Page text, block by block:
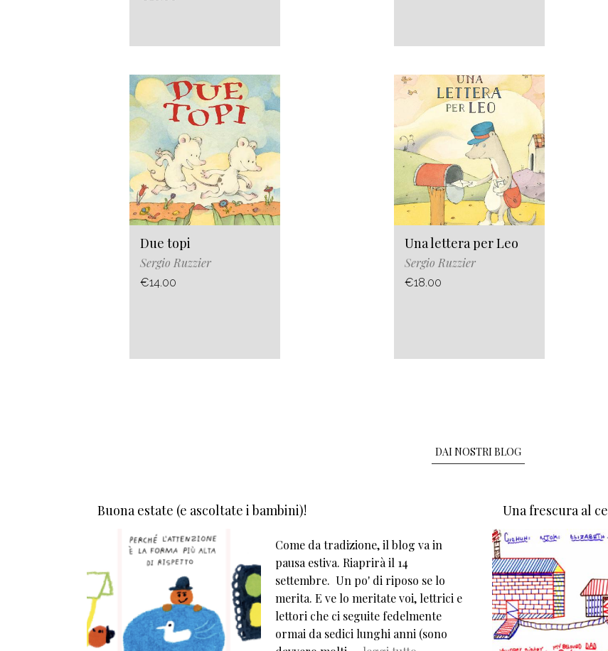
Due topi
Sergio Ruzzier
€14.00
Una lettera per Leo
Sergio Ruzzier
€18.00
DAI NOSTRI BLOG
Buona estate (e ascoltate i bambini)!
Come da tradizione, il blog va in
pausa estiva. Riaprirà il 14
settembre. Un po' di riposo se lo
merita. E ve lo meritate voi, lettrici e
lettori che ci seguite fedelmente
ormai da sedici lunghi anni (sono
Una frescura al